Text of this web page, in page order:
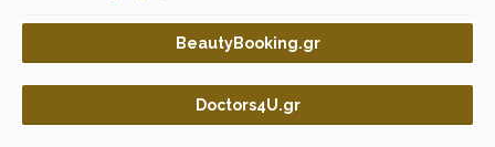
BeautyBooking.gr
Doctors4U.gr